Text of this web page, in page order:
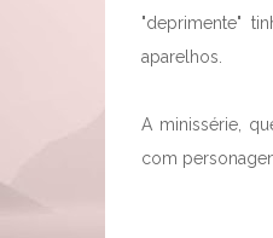
"deprimente"
aparelhos.
A minissérie,
com